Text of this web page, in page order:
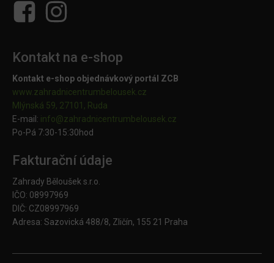
Kontakt na e-shop
Kontakt e-shop objednávkový portál ZCB
www.zahradnicentrumbelousek.cz
Mlýnská 59, 27101, Ruda
E-mail: info@zahradnicentrumbelousek. cz
Po-Pá 7:30-15:30hod
Fakturační údaje
Zahrady Běloušek s.r.o.
IČO: 08997969
DIČ: CZ08997969
Adresa: Sazovická 488/8, Zličín, 155 21 Praha